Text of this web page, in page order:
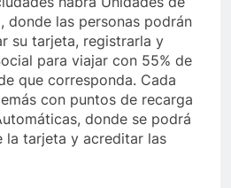
donde las personas podrán
su tarjeta, registrarla y
para viajar con 55% de
que corresponda. Cada
con puntos de recarga
donde se podrá
la tarjeta y acreditar las